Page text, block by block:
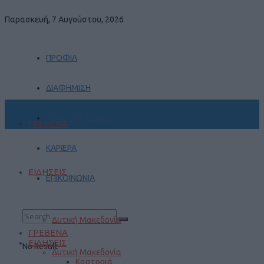
Παρασκευή, 7 Αυγούστου, 2026
ΠΡΟΦΙΛ
ΔΙΑΦΗΜΙΣΗ
ΚΑΡΙΕΡΑ
ΕΠΙΚΟΙΝΩΝΙΑ
No Result
ΓΡΕΒΕΝΑ
ΕΙΔΗΣΕΙΣ
Δυτική Μακεδονία
ΓΡΕΒΕΝΑ
ΕΙΔΗΣΕΙΣ
Δυτική Μακεδονία
Καστοριά